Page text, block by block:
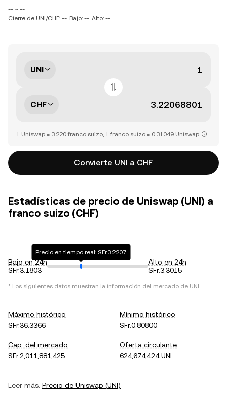
-- ~ --
Cierre de UNI/CHF: -- Bajo: -- Alto: --
UNI
CHF
1 Uniswap = 3.220 franco suizo, 1 franco suizo = 0.31049 Uniswap
Convierte UNI a CHF
Estadísticas de precio de Uniswap (UNI) a
franco suizo (CHF)
Bajo en 24h
SFr.3.1803
Precio en tiempo real: SFr.3.2207
Alto en 24h
SFr.3.3015
* Los siguientes datos muestran la información del mercado de UNI.
Máximo histórico
SFr.36.3366
Mínimo histórico
SFr.0.80800
Cap. del mercado
SFr.2,011,881,425
Oferta circulante
624,674,424 UNI
Leer más: Precio de Uniswap (UNI)